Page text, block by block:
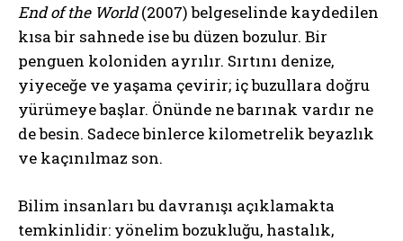
End of the World(2007) belgeselinde kaydedilen
kısa bir sahnede ise bu düzen bozulur. Bir
penguen koloniden ayrılır. Sırtını denize,
yiyeceğe ve yaşama çevirir; iç buzullara doğru
yürümeye başlar. Önünde ne barınak vardır ne
de besin. Sadece binlerce kilometrelik beyazlık
ve kaçınılmaz son.
Bilim insanları bu davranışı açıklamakta
temkinlidir: yönelim bozukluğu, hastalık,